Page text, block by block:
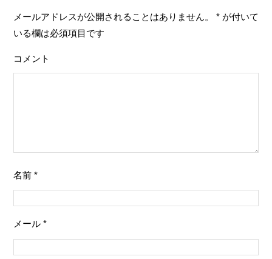
メールアドレスが公開されることはありません。 *が付いて
いる欄は必須項目です
コメント
名前 *
メール *